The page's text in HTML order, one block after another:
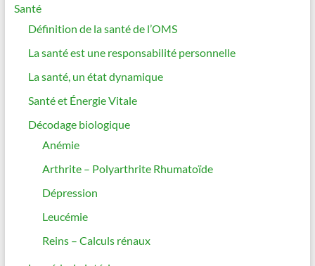
Santé
Définition de la santé de l’OMS
La santé est une responsabilité personnelle
La santé, un état dynamique
Santé et Énergie Vitale
Décodage biologique
Anémie
Arthrite – Polyarthrite Rhumatoïde
Dépression
Leucémie
Reins – Calculs rénaux